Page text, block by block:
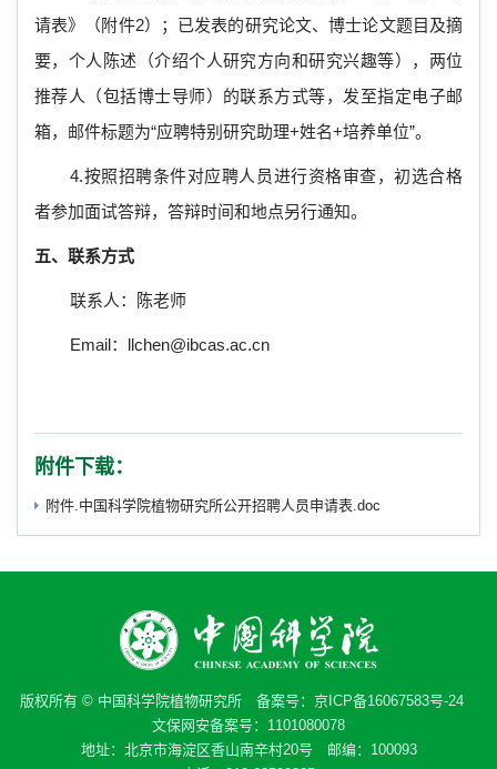
请表》（附件2）；已发表的研究论文、博士论文题目及摘
要，个人陈述（介绍个人研究方向和研究兴趣等），两位
推荐人（包括博士导师）的联系方式等，发至指定电子邮
箱，邮件标题为“应聘特别研究助理+姓名+培养单位”。
4.按照招聘条件对应聘人员进行资格审查，初选合格
者参加面试答辩，答辩时间和地点另行通知。
五、联系方式
联系人：陈老师
Email： llchen@ibcas.ac.cn
附件下载：
附件.中国科学院植物研究所公开招聘人员申请表.doc
版权所有 © 中国科学院植物研究所 备案号： 京ICP备16067583号-24
文保网安备案号：1101080078
地址：北京市海淀区香山南辛村20号 邮编：100093